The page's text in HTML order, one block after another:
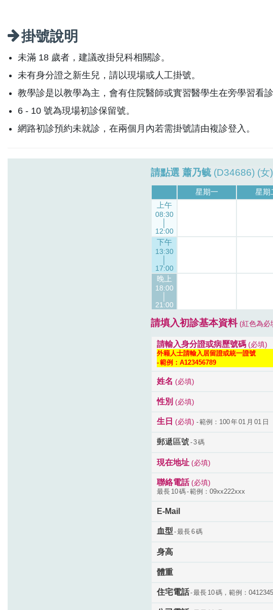
掛號說明
未滿 18 歲者，建議改掛兒科相關診。
未有身分證之新生兒，請以現場或人工掛號。
教學診是以教學為主，會有住院醫師或實習醫學生在旁學習看
6 - 10 號為現場初診保留號。
網路初診預約未就診，在兩個月內若需掛號請由複診登入。